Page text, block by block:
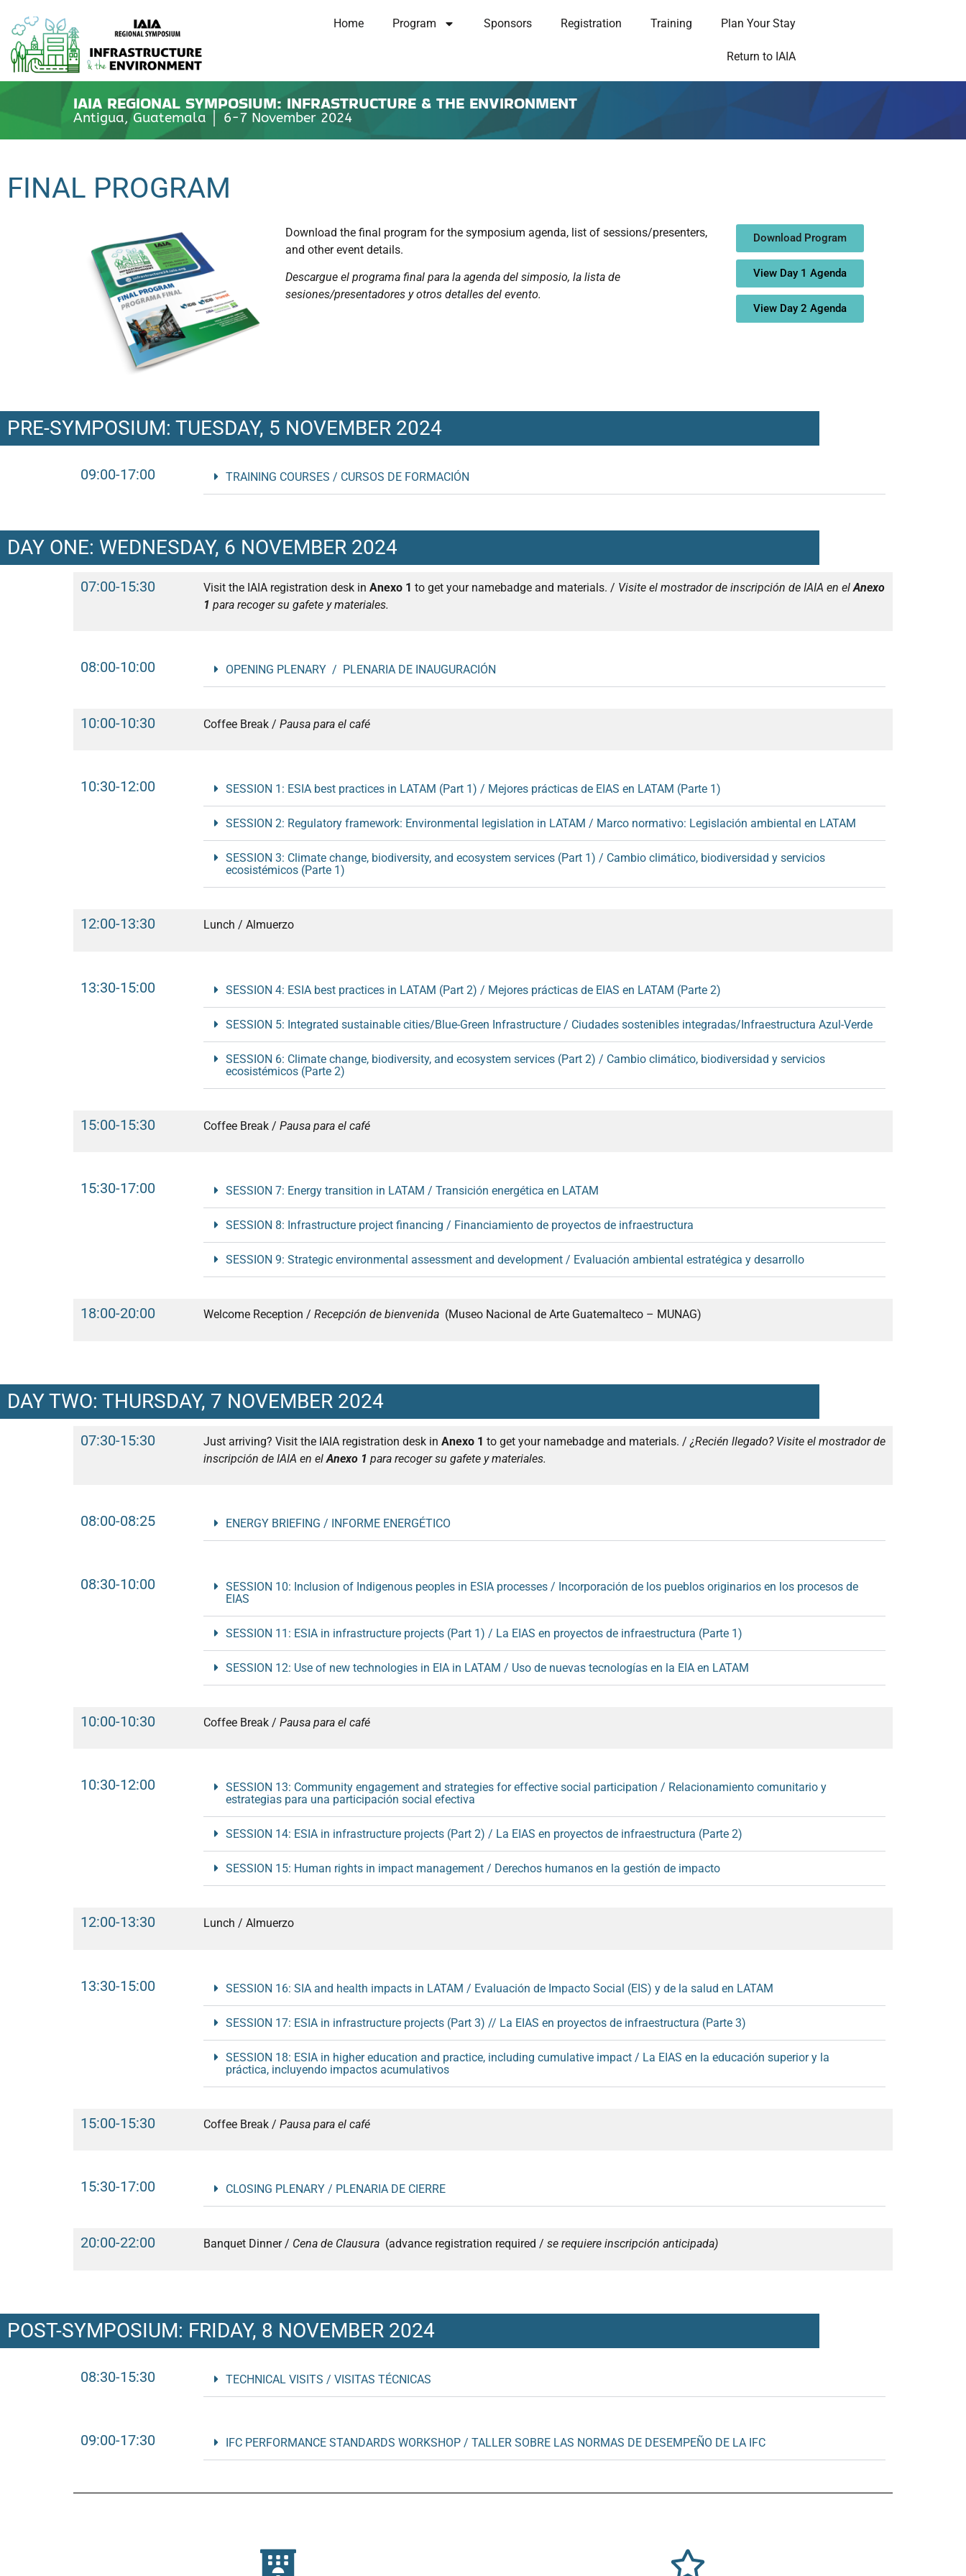
Home Program Sponsors Registration Training Plan Your Stay
Return to IAIA
IAIA REGIONAL SYMPOSIUM: INFRASTRUCTURE & THE ENVIRONMENT
Antigua, Guatemala │ 6-7 November 2024
FINAL PROGRAM
Download the final program for the symposium agenda, list of sessions/presenters,
and other event details.
Descargue el programa final para la agenda del simposio, la lista de
sesiones/presentadores y otros detalles del evento.
Download Program
View Day 1 Agenda
View Day 2 Agenda
PRE-SYMPOSIUM: TUESDAY, 5 NOVEMBER 2024
09:00-17:00 TRAINING COURSES / CURSOS DE FORMACIÓN
DAY ONE: WEDNESDAY, 6 NOVEMBER 2024
07:00-15:30 Visit the IAIA registration desk in Anexo 1 to get your namebadge and materials. / Visite el mostrador de inscripción de IAIA en el Anexo
1 para recoger su gafete y materiales.
08:00-10:00 OPENING PLENARY / PLENARIA DE INAUGURACIÓN
10:00-10:30 Coffee Break / Pausa para el café
10:30-12:00 SESSION 1: ESIA best practices in LATAM (Part 1) / Mejores prácticas de EIAS en LATAM (Parte 1)
SESSION 2: Regulatory framework: Environmental legislation in LATAM / Marco normativo: Legislación ambiental en LATAM
SESSION 3: Climate change, biodiversity, and ecosystem services (Part 1) / Cambio climático, biodiversidad y servicios
ecosistémicos (Parte 1)
12:00-13:30 Lunch / Almuerzo
13:30-15:00 SESSION 4: ESIA best practices in LATAM (Part 2) / Mejores prácticas de EIAS en LATAM (Parte 2)
SESSION 5: Integrated sustainable cities/Blue-Green Infrastructure / Ciudades sostenibles integradas/Infraestructura Azul-Verde
SESSION 6: Climate change, biodiversity, and ecosystem services (Part 2) / Cambio climático, biodiversidad y servicios
ecosistémicos (Parte 2)
15:00-15:30 Coffee Break / Pausa para el café
15:30-17:00 SESSION 7: Energy transition in LATAM / Transición energética en LATAM
SESSION 8: Infrastructure project financing / Financiamiento de proyectos de infraestructura
SESSION 9: Strategic environmental assessment and development / Evaluación ambiental estratégica y desarrollo
18:00-20:00 Welcome Reception / Recepción de bienvenida (Museo Nacional de Arte Guatemalteco – MUNAG)
DAY TWO: THURSDAY, 7 NOVEMBER 2024
07:30-15:30 Just arriving? Visit the IAIA registration desk in Anexo 1 to get your namebadge and materials. / ¿Recién llegado? Visite el mostrador de
inscripción de IAIA en el Anexo 1 para recoger su gafete y materiales.
08:00-08:25 ENERGY BRIEFING / INFORME ENERGÉTICO
08:30-10:00
SESSION 10: Inclusion of Indigenous peoples in ESIA processes / Incorporación de los pueblos originarios en los procesos de
EIAS
SESSION 11: ESIA in infrastructure projects (Part 1) / La EIAS en proyectos de infraestructura (Parte 1)
SESSION 12: Use of new technologies in EIA in LATAM / Uso de nuevas tecnologías en la EIA en LATAM
10:00-10:30 Coffee Break / Pausa para el café
10:30-12:00
SESSION 13: Community engagement and strategies for effective social participation / Relacionamiento comunitario y
estrategias para una participación social efectiva
SESSION 14: ESIA in infrastructure projects (Part 2) / La EIAS en proyectos de infraestructura (Parte 2)
SESSION 15: Human rights in impact management / Derechos humanos en la gestión de impacto
12:00-13:30 Lunch / Almuerzo
13:30-15:00 SESSION 16: SIA and health impacts in LATAM / Evaluación de Impacto Social (EIS) y de la salud en LATAM
SESSION 17: ESIA in infrastructure projects (Part 3) // La EIAS en proyectos de infraestructura (Parte 3)
SESSION 18: ESIA in higher education and practice, including cumulative impact / La EIAS en la educación superior y la
práctica, incluyendo impactos acumulativos
15:00-15:30 Coffee Break / Pausa para el café
15:30-17:00 CLOSING PLENARY / PLENARIA DE CIERRE
20:00-22:00 Banquet Dinner / Cena de Clausura (advance registration required / se requiere inscripción anticipada)
POST-SYMPOSIUM: FRIDAY, 8 NOVEMBER 2024
08:30-15:30 TECHNICAL VISITS / VISITAS TÉCNICAS
09:00-17:30 IFC PERFORMANCE STANDARDS WORKSHOP / TALLER SOBRE LAS NORMAS DE DESEMPEÑO DE LA IFC